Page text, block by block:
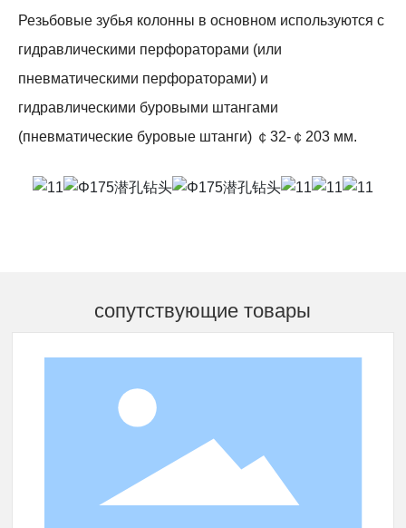
Резьбовые зубья колонны в основном используются с
гидравлическими перфораторами (или
пневматическими перфораторами) и
гидравлическими буровыми штангами
(пневматические буровые штанги) ￠32-￠203 мм.
сопутствующие товары